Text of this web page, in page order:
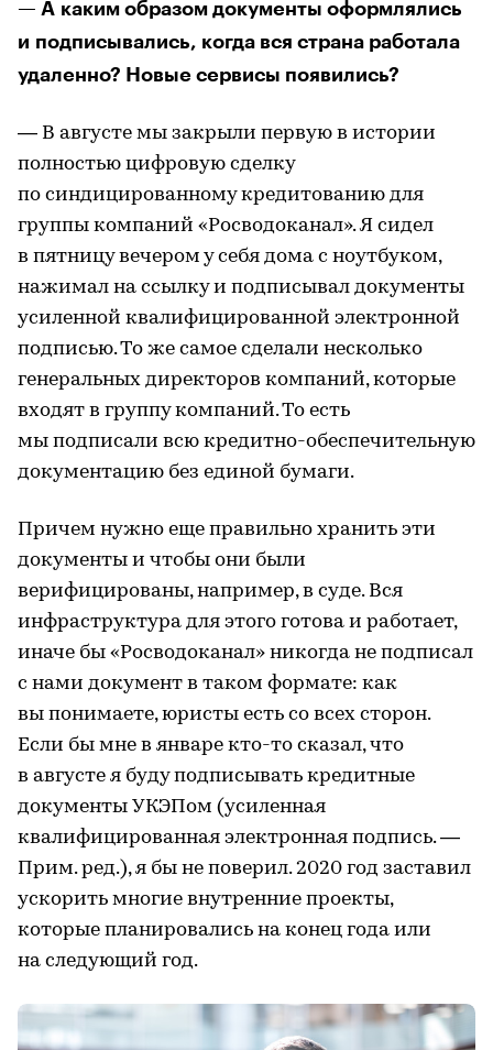
— А каким образом документы оформлялись
и подписывались, когда вся страна работала
удаленно? Новые сервисы появились?
— В августе мы закрыли первую в истории
полностью цифровую сделку
по синдицированному кредитованию для
группы компаний «Росводоканал». Я сидел
в пятницу вечером у себя дома с ноутбуком,
нажимал на ссылку и подписывал документы
усиленной квалифицированной электронной
подписью. То же самое сделали несколько
генеральных директоров компаний, которые
входят в группу компаний. То есть
мы подписали всю кредитно-обеспечительную
документацию без единой бумаги.
Причем нужно еще правильно хранить эти
документы и чтобы они были
верифицированы, например, в суде. Вся
инфраструктура для этого готова и работает,
иначе бы «Росводоканал» никогда не подписал
с нами документ в таком формате: как
вы понимаете, юристы есть со всех сторон.
Если бы мне в январе кто-то сказал, что
в августе я буду подписывать кредитные
документы УКЭПом (усиленная
квалифицированная электронная подпись. —
Прим. ред.), я бы не поверил. 2020 год заставил
ускорить многие внутренние проекты,
которые планировались на конец года или
на следующий год.